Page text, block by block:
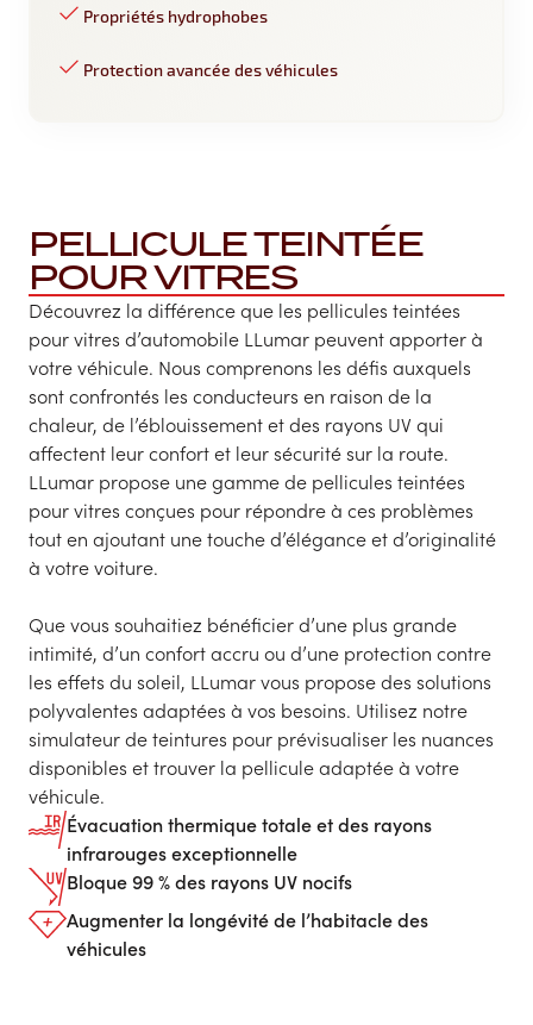
Propriétés hydrophobes
Protection avancée des véhicules
PELLICULE TEINTÉE
POUR VITRES
Découvrez la différence que les pellicules teintées
pour vitres d’automobile LLumar peuvent apporter à
votre véhicule. Nous comprenons les défis auxquels
sont confrontés les conducteurs en raison de la
chaleur, de l’éblouissement et des rayons UV qui
affectent leur confort et leur sécurité sur la route.
LLumar propose une gamme de pellicules teintées
pour vitres conçues pour répondre à ces problèmes
tout en ajoutant une touche d’élégance et d’originalité
à votre voiture.
Que vous souhaitiez bénéficier d’une plus grande
intimité, d’un confort accru ou d’une protection contre
les effets du soleil, LLumar vous propose des solutions
polyvalentes adaptées à vos besoins. Utilisez notre
simulateur de teintures pour prévisualiser les nuances
disponibles et trouver la pellicule adaptée à votre
véhicule.
Évacuation thermique totale et des rayons
infrarouges exceptionnelle
Bloque 99 % des rayons UV nocifs
Augmenter la longévité de l’habitacle des
véhicules